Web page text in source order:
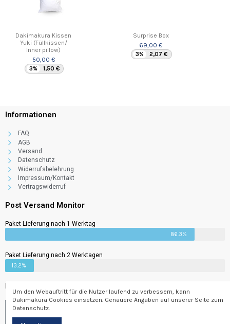
Dakimakura Kissen
Yuki (Füllkissen/
Inner pillow)
50,00 €
3% 1,50 €
Surprise Box
69,00 €
3% 2,07 €
Informationen
FAQ
AGB
Versand
Datenschutz
Widerrufsbelehrung
Impressum/Kontakt
Vertragswiderruf
Post Versand Monitor
Paket Lieferung nach 1 Werktag
86.3%
Paket Lieferung nach 2 Werktagen
13.2%
Newsletter
Um den Webauftritt für die Nutzer laufend zu verbessern, kann
Dakimakura Cookies einsetzen. Genauere Angaben auf unserer Seite zum
Datenschutz.